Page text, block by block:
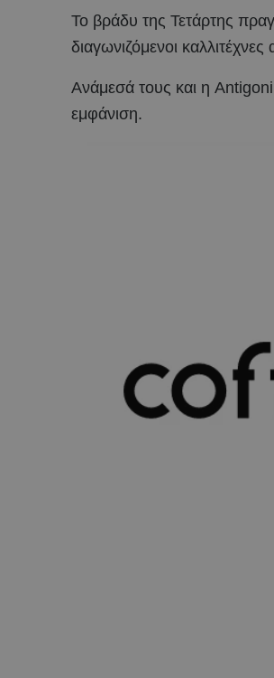
Το βράδυ της Τετάρτης
διαγωνιζόμενοι
Ανάμεσά τους και η
εμφάνιση.